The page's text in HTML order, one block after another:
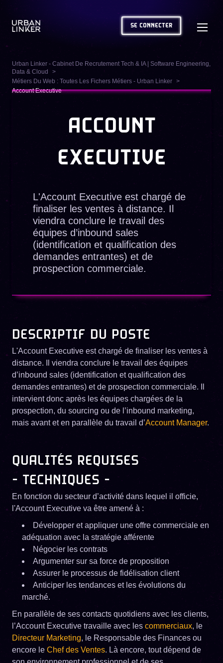
SE CONNECTER
Urban Linker - Cabinet De Recrutement Tech & IA | Software Engineering,
Data & Cloud
Métiers Du Web : Toutes Les Fichers Métiers - Urban Linker
Account Executive
ACCOUNT
EXECUTIVE
L'Account Executive est chargé de
finaliser les ventes à distance. Il
viendra conclure le travail des
équipes d’inbound sales
(identification et qualification des
demandes entrantes) et de
prospection commerciale.
DESCRIPTIF DU POSTE
L'Account Executive est chargé de finaliser les ventes à
distance. Il viendra conclure le travail des équipes
d’inbound sales (identification et qualification des
demandes entrantes) et de prospection commerciale. Il
intervient donc après les équipes chargées de la
prospection, du sourcing ou de l’inbound marketing,
mais avant et en parallèle du travail d’Account Manager.
QUALITÉS REQUISES
- TECHNIQUES -
En fonction du secteur d’activité dans lequel il officie,
l'Account Executive va être amené à :
Développer et appliquer une offre commerciale en
adéquation avec la stratégie afférente
Négocier les contrats
Argumenter sur sa force de proposition
Assurer le processus de fidélisation client
Anticiper les tendances et les évolutions du
marché.
En parallèle de ses contacts quotidiens avec les clients,
l’Account Executive travaille avec les commerciaux, le
Directeur Marketing, le Responsable des Finances ou
encore le Chef des Ventes. Là encore, tout dépend de